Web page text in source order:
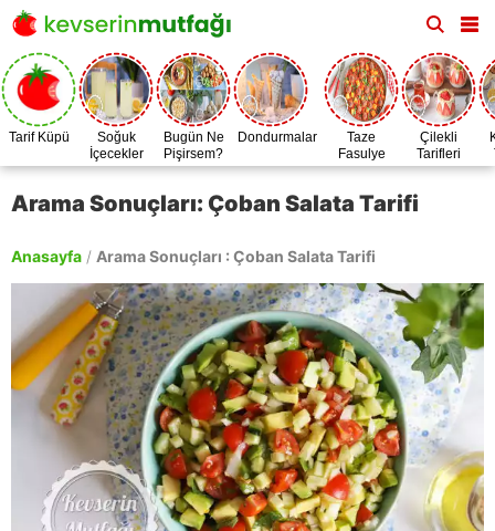
Tarif Küpü
Soğuk
İçecekler
Bugün Ne
Pişirsem?
Dondurmalar
Taze
Fasulye
Zamanı
Çilekli
Tarifleri
Arama Sonuçları: Çoban Salata Tarifi
Anasayfa / Arama Sonuçları : Çoban Salata Tarifi